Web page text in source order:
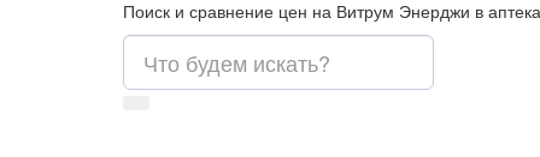
Поиск и сравнение цен на Витрум Энерджи в